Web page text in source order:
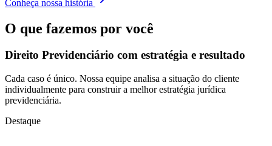
Conheça nossa história
O que fazemos por você
Direito Previdenciário com estratégia e resultado
Cada caso é único. Nossa equipe analisa a situação do cliente
individualmente para construir a melhor estratégia jurídica
previdenciária.
Destaque